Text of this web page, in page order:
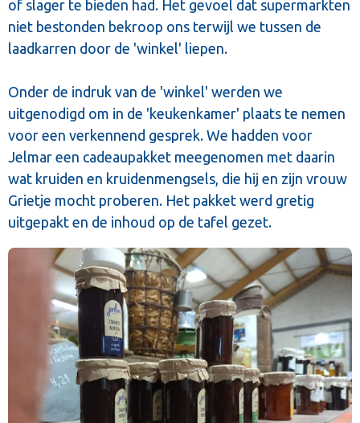
of slager te bieden had. Het gevoel dat supermarkten
niet bestonden bekroop ons terwijl we tussen de
laadkarren door de 'winkel' liepen.
Onder de indruk van de 'winkel' werden we
uitgenodigd om in de 'keukenkamer' plaats te nemen
voor een verkennend gesprek. We hadden voor
Jelmar een cadeaupakket meegenomen met daarin
wat kruiden en kruidenmengsels, die hij en zijn vrouw
Grietje mocht proberen. Het pakket werd gretig
uitgepakt en de inhoud op de tafel gezet.